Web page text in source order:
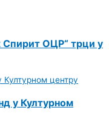
Спирит ОЦР“ трци у
у Културном